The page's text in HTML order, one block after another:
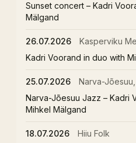
Sunset concert – Kadri
Mälgand
26.07.2026
Kasperviku
Kadri Voorand in duo with
25.07.2026
Narva-
Narva-Jõesuu Jazz – Kadri
Mihkel Mälgand
18.07.2026
Hiiu Folk